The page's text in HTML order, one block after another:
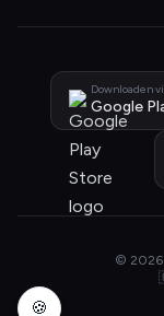
Downloaden
Google
© 2026
🍪